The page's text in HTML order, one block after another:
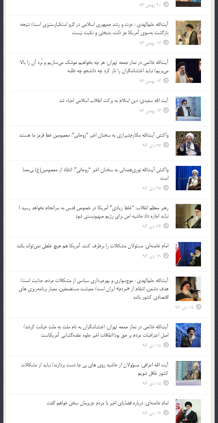
20 بهمن 96
آیت‌الله علم‌الهدی : عزت و رشد جمهوری اسلامی در گرو استکبارستیزی است/ نتیجه
بازگشت به‌سوی آمریکا جز ذلت، بدبختی و نکبت نیست
13 بهمن 96
آیت‌الله خاتمی در نماز جمعه تهران: هر چه بخواهیم موشک می‌سازیم و بُرد آن را بالا
می‌بریم/ نباید اغتشاشگران را ناز کرد چه دانشجو چه طلبه
13 بهمن 96
آیت الله سعیدی: دین اسلام به برکت انقلاب اسلامی احیاء شد
13 بهمن 96
واکنش آیت‌الله مکارم‌شیرازی به سخنان اخیر “روحانی”: معصومین خط قرمز ما هستند
27 دی 96
واکنش آیت‌الله نوری‌همدانی به سخنان اخیر “روحانی”: انتقاد از معصومین(ع) بی‌معنا
است
27 دی 96
رهبر معظم انقلاب: “غلط زیادی” آمریکا در خصوص قدس به سرانجام نخواهد رسید |
نباید اجازه داد حاشیه امن برای رژیم صهیونیستی شود
26 دی 96
امام خامنه‌ای: مسئولان مشکلات را برطرف کنند، آمریکا هم هیچ غلطی نمی‌تواند بکند
19 دی 96
آیت‌الله علم‌الهدی : موج‌سواری و بهره‌برداری سیاسی از مشکلات مردم، جنایت است/
هدف دشمن، انتقام از «مردم» ایران است/ معیشت مستضعفین، معیار برنامه‌ریزی های
اقتصادی کشور باشد
15 دی 96
آیت‌الله خاتمی در نماز جمعه تهران: اغتشاشگران به نام ملت به ملت خیانت کردند/
اصل اعتراضات مردم بر حق بود/اتفاقات اخیر جلوه عقده‌گشایی آمریکاست
15 دی 96
آیت الله اعرافی: مسؤولان از حاشیه روی های بی جا دست بردارند/ نباید از مشکلات
کشور غافل شویم
15 دی 96
امام خامنه‌ای: درباره قضایای اخیر با مردم عزیزمان سخن خواهم گفت
12 دی 96